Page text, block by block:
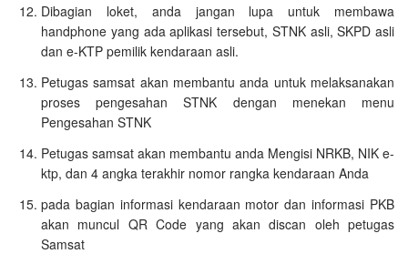
Dibagian loket, anda jangan lupa untuk membawa
handphone yang ada aplikasi tersebut, STNK asli, SKPD asli
dan e-KTP pemilik kendaraan asli.
Petugas samsat akan membantu anda untuk melaksanakan
proses pengesahan STNK dengan menekan menu
Pengesahan STNK
Petugas samsat akan membantu anda Mengisi NRKB, NIK e-
ktp, dan 4 angka terakhir nomor rangka kendaraan Anda
pada bagian informasi kendaraan motor dan informasi PKB
akan muncul QR Code yang akan discan oleh petugas
Samsat